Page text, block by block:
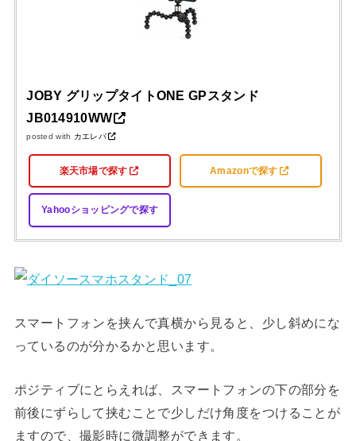
JOBY グリップタイトONE GPスタンド
JB014910WW
posted with カエレバ
楽天市場で探す Amazonで探す
Yahooショッピングで探す
スマートフォンを挟んで真横から見ると、少し斜めにな
っているのが分かるかと思います。
ポジティブにとらえれば、スマートフォンの下の部分を
前後にずらして挟むことで少しだけ角度をつけることが
ますので、撮影時に微調整ができます。